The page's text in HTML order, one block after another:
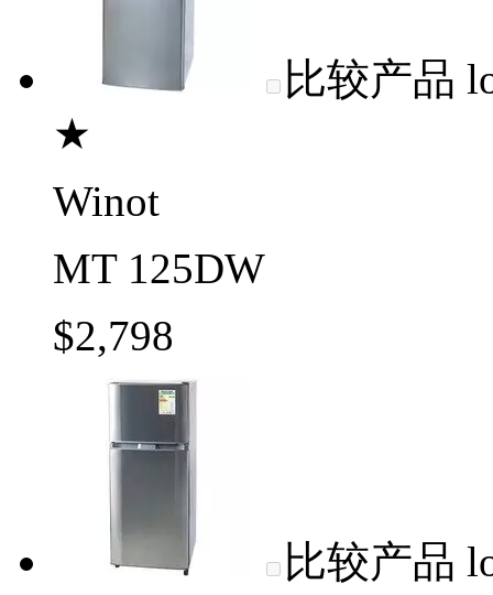
比较产品
★
Winot
MT 125DW
$2,798
比较产品